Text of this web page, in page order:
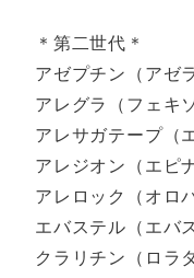
＊第二世代＊
アゼプチン（アゼ
アレグラ（フェキ
アレサガテープ（
アレジオン（エピ
アレロック（オロ
エバステル（エバ
クラリチン（ロラ